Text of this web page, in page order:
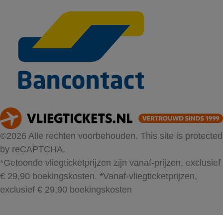
©2026 Alle rechten voorbehouden. This site is protected
by reCAPTCHA.
*Getoonde vliegticketprijzen zijn vanaf-prijzen, exclusief
€ 29,90 boekingskosten. *Vanaf-vliegticketprijzen,
exclusief € 29,90 boekingskosten